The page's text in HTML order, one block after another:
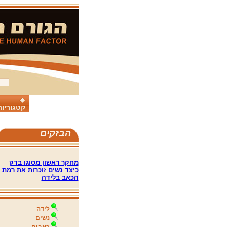
הבזקים
מחקר ראשון מסוגו בדק
כיצד נשים זוכרות את רמת
הכאב בלידה
לידה
נשים